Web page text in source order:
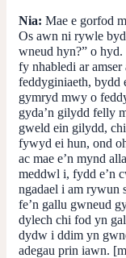
Nia: Mae e gorfod
Os awn ni rywle
wneud hyn?” o
fy nhabledi ar
feddyginiaeth, bydd
gymryd mwy o
gyda’n gilydd felly
gweld ein gilydd,
fywyd ei hun, ond
ac mae e’n mynd
meddwl i, fydd e’n
ngadael i am rywun
fe’n gallu gwneud
dylech chi fod yn
dydw i ddim yn
adegau prin iawn.